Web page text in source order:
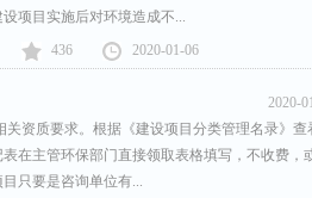
项目实施后对环境造成不...
436 2020-01-06
2020-
资质要求。根据《建设项目分类管理名录》查
在主管环保部门直接领取表格填写，不收费，
只要是咨询单位有...